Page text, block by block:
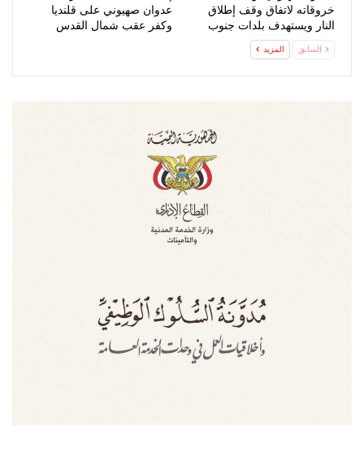
خروقاته لاتفاق وقف إطلاق
النار ويستهدف بلدات جنوب
عدوان صهيوني على قلنديا
وكفر عقب شمال القدس
السابق المزيد